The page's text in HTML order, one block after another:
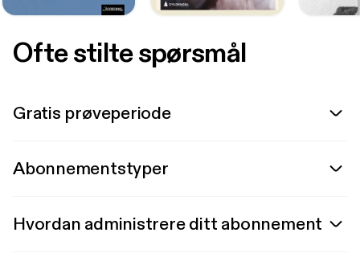
Ofte stilte spørsmål
Gratis prøveperiode
Abonnementstyper
Hvordan administrere ditt abonnement